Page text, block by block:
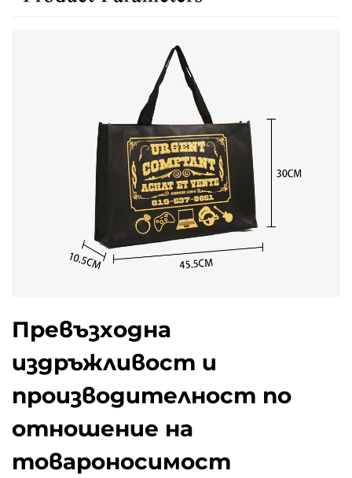
Превъзходна
издръжливост и
производителност по
отношение на
товароносимост